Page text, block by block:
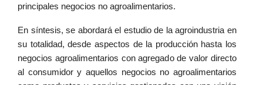
principales negocios no agroalimentarios.
En síntesis, se abordará el estudio de la agroindustria en
su totalidad, desde aspectos de la producción hasta los
negocios agroalimentarios con agregado de valor directo
al consumidor y aquellos negocios no agroalimentarios